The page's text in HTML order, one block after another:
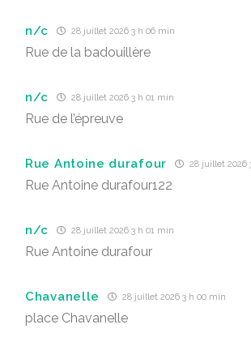
n/c 28 juillet 2026 3 h 06 min
Rue de la badouillère
n/c 28 juillet 2026 3 h 01 min
Rue de l’épreuve
Rue Antoine durafour 28 juillet 2026
Rue Antoine durafour122
n/c 28 juillet 2026 3 h 01 min
Rue Antoine durafour
Chavanelle 28 juillet 2026 3 h 00 min
place Chavanelle